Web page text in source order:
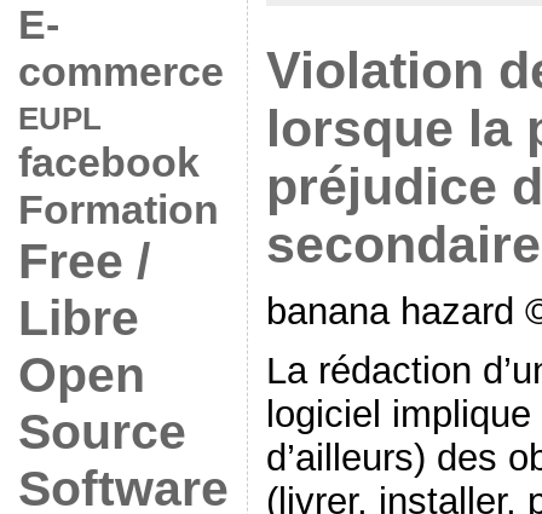
E-
commerce
EUPL
facebook
Formation
Free /
Libre
Open
Source
Software
Violation
lorsque la
préjudice
secondaire
banana hazard
La rédaction
logiciel
d’ailleurs) des
(livrer, installer,